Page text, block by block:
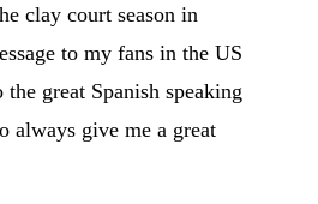
clay court season in
to my fans in the US
great Spanish speaking
always give me a great